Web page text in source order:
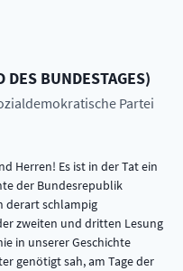
DES BUNDESTAGES)
Partei
Herren! Es ist in der Tat ein
der Bundesrepublik
derart schlampig
zweiten und dritten Lesung
in unserer Geschichte
genötigt sah, am Tage der